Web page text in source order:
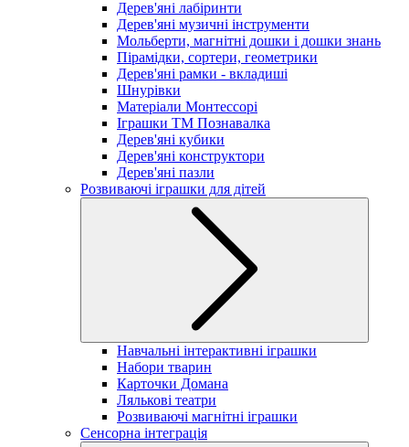
Дерев'яні лабіринти
Дерев'яні музичні інструменти
Мольберти, магнітні дошки і дошки знань
Пірамідки, сортери, геометрики
Дерев'яні рамки - вкладиші
Шнурівки
Матеріали Монтессорі
Іграшки ТМ Познавалка
Дерев'яні кубики
Дерев'яні конструктори
Дерев'яні пазли
Розвиваючі іграшки для дітей
Навчальні інтерактивні іграшки
Набори тварин
Карточки Домана
Лялькові театри
Розвиваючі магнітні іграшки
Сенсорна інтеграція